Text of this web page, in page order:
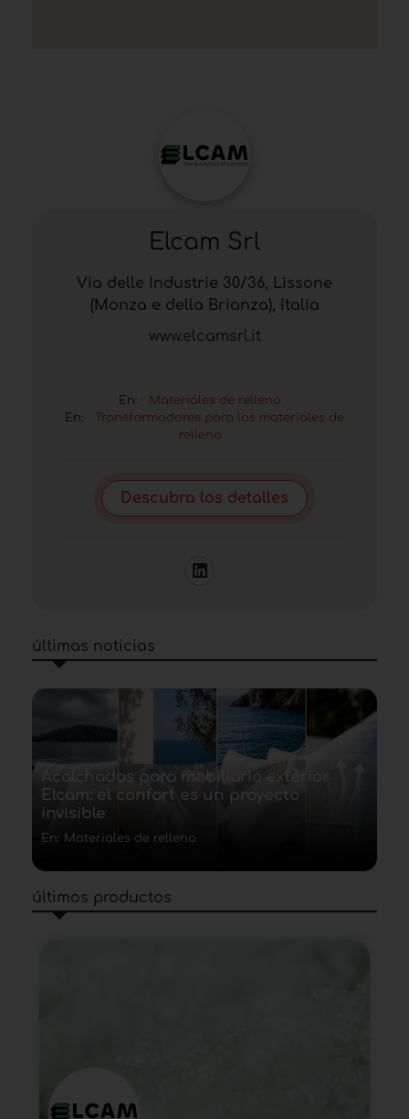
Elcam Srl
Via delle Industrie 30/36, Lissone
(Monza e della Brianza), Italia
www.elcamsrl.it
En:
Materiales de relleno
En:
Transformadores para los materiales de
relleno
Descubra los detalles
últimas noticias
Acolchados para mobiliario exterior
Elcam: el confort es un proyecto
invisible
En: Materiales de relleno
últimos productos